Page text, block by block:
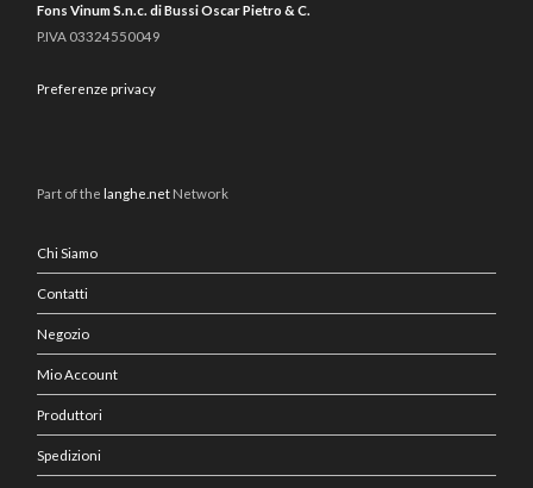
Fons Vinum S.n.c. di Bussi Oscar Pietro & C.
P.IVA 03324550049
Preferenze privacy
Part of the langhe.net Network
Chi Siamo
Contatti
Negozio
Mio Account
Produttori
Spedizioni